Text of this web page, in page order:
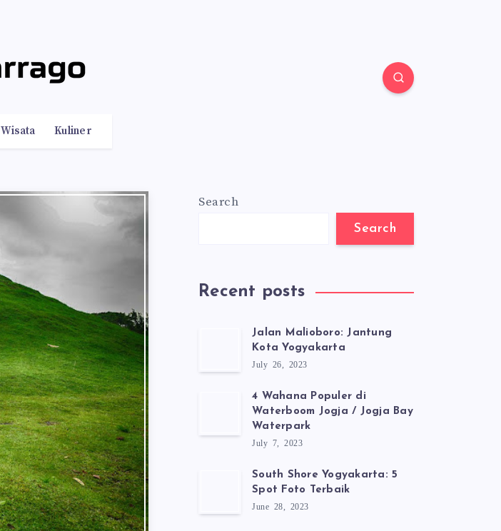
Wisata Kuliner
Search
Search
Recent posts
Jalan Malioboro: Jantung
Kota Yogyakarta
July 26, 2023
4 Wahana Populer di
Waterboom Jogja / Jogja Bay
Waterpark
July 7, 2023
South Shore Yogyakarta: 5
Spot Foto Terbaik
June 28, 2023